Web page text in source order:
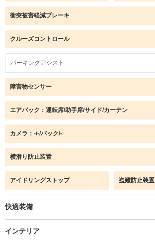
衝突被害軽減ブレーキ
クルーズコントロール
パーキングアシスト
障害物センサー
エアバック：運転席/助手席/サイド/カーテン
カメラ：-/-/バック/-
横滑り防止装置
アイドリングストップ 盗難防止装置
快適装備
インテリア